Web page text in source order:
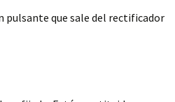
pulsante que sale del rectificador